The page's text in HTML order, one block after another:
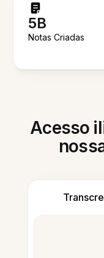
5B
Notas Criadas
Acesso